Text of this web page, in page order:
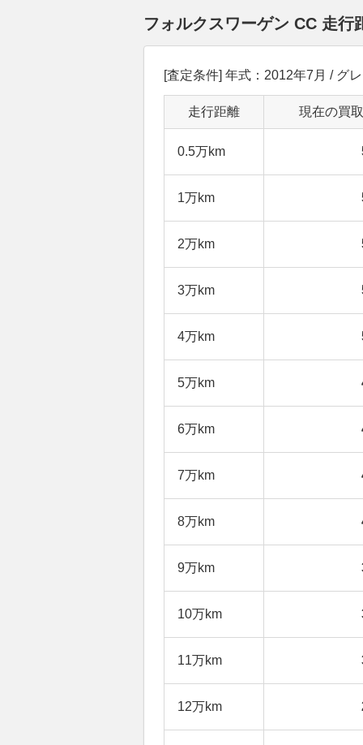
フォルクスワーゲン CC 走
[査定条件] 年式：2012年7月 / グ
走行距離 現在の買
0.5万km
1万km
2万km
3万km
4万km
5万km
6万km
7万km
8万km
9万km
10万km
11万km
12万km